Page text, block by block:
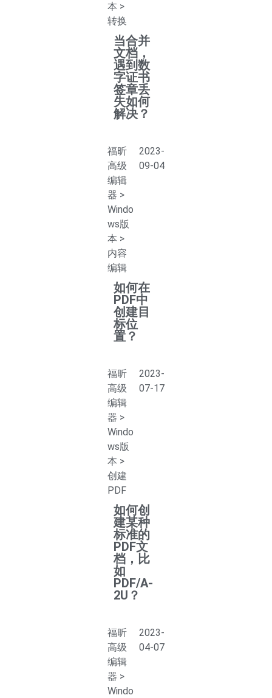
本 >
转换
当合并
文档，
遇到数
字证书
签章丢
失如何
解决？
福昕
高级
编辑
器 >
Windo
ws版
本 >
内容
编辑
2023-
09-04
如何在
PDF中
创建目
标位
置？
福昕
高级
编辑
器 >
Windo
ws版
本 >
创建
PDF
2023-
07-17
如何创
建某种
标准的
PDF文
档，比
如
PDF/A-
2U？
福昕
高级
编辑
器 >
Windo
2023-
04-07